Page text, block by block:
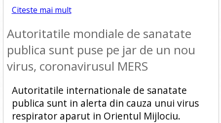
Citeste mai mult
Autoritatile mondiale de sanatate
publica sunt puse pe jar de un nou
virus, coronavirusul MERS
Autoritatile internationale de sanatate
publica sunt in alerta din cauza unui virus
respirator aparut in Orientul Mijlociu.